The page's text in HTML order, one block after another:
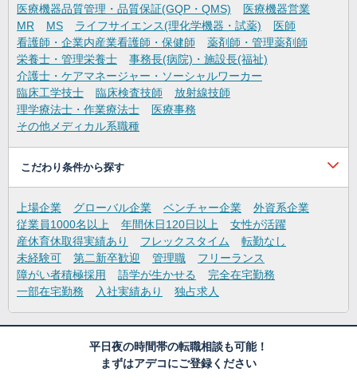
医療機器品質管理・品質保証(GQP・QMS)
医療機器営業
MR
MS ライフサイエンス(理化学機器・試薬)
医師
看護師・企業内産業看護師・保健師
薬剤師・管理薬剤師
栄養士・管理栄養士
事務長(病院)・施設長(福祉)
介護士・ケアマネージャー・ソーシャルワーカー
臨床工学技士
臨床検査技師
放射線技師
理学療法士・作業療法士
医療事務
その他メディカル系職種
こだわり条件から探す
上場企業 グローバル企業 ベンチャー企業
外資系企業
従業員1000名以上
年間休日120日以上
女性が活躍
産休育休取得実績あり
フレックスタイム
転勤なし
未経験可
第二新卒歓迎 管理職
フリーランス
障がい者積極採用
語学が生かせる
完全在宅勤務
一部在宅勤務
入社実績あり 独占求人
平日夜の時間帯の転職相談も可能！
まずはアデコにご登録ください